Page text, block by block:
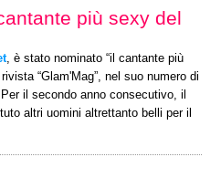
più sexy del
, è stato nominato “il cantante più
“Glam'Mag”, nel suo numero di
il secondo anno consecutivo, il
altri uomini altrettanto belli per il